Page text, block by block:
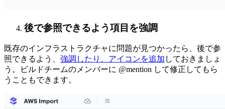
後で参照できるよう項目を強調
既存のインフラストラクチャに問題が見つかったら、後で参
照できるよう、 強調したり、アイコンを追加 しておきましょ
う。ビルドチームのメンバーに @mention して修正してもら
うこともできます。